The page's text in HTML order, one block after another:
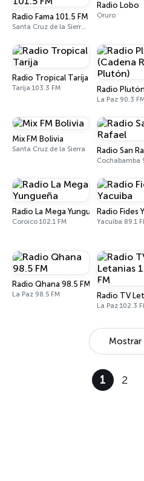
Radio Fama 101.5 FM
Santa Cruz de la Sierra 101.5 FM
Radio Lobo
Oruro
Radio Tropical Tarija
Tarija 103.3 FM Radio
La Paz 90.3
Mix FM Bolivia
Santa Cruz de la Sierra Radio San
Radio La Mega Yungueña
Coroico 102.1 FM
Radio Fides
Yacuiba 89.1
Radio Qhana 98.5 FM
La Paz 98.5 FM Radio TV
La Paz 102.3
Mostrar
1 2